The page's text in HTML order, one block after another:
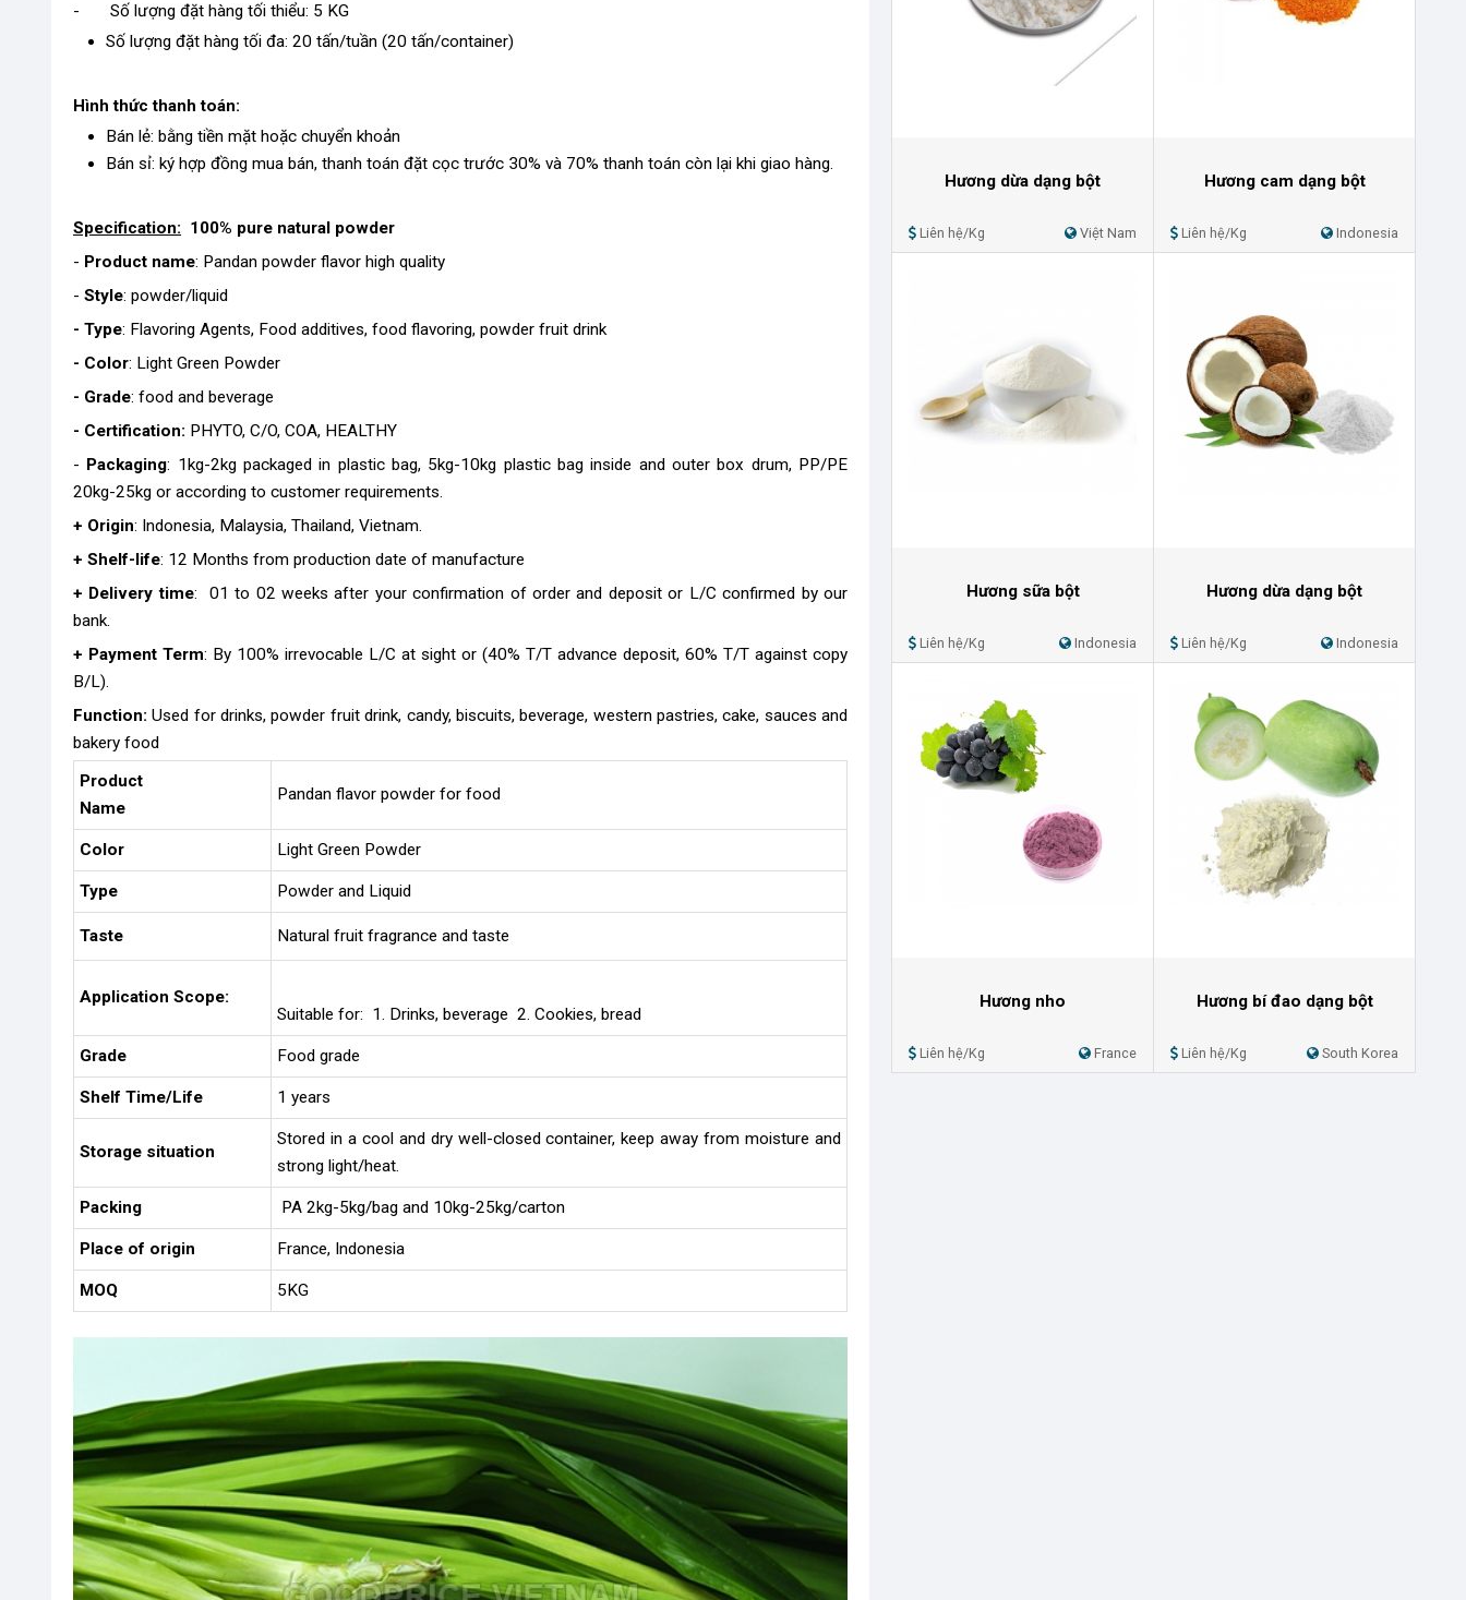
- Số lượng đặt hàng tối thiểu: 5 KG
Số lượng đặt hàng tối đa: 20 tấn/tuần (20 tấn/container)
Hình thức thanh toán:
Bán lẻ: bằng tiền mặt hoặc chuyển khoản
Bán sỉ: ký hợp đồng mua bán, thanh toán đặt cọc trước 30% và 70% thanh toán còn lại khi giao hàng.
Specification: 100% pure natural powder
- Product name: Pandan powder flavor high quality
- Style: powder/liquid
- Type: Flavoring Agents, Food additives, food flavoring, powder fruit drink
- Color: Light Green Powder
- Grade: food and beverage
- Certification: PHYTO, C/O, COA, HEALTHY
- Packaging: 1kg-2kg packaged in plastic bag, 5kg-10kg plastic bag inside and outer box drum, PP/PE
20kg-25kg or according to customer requirements.
+ Origin: Indonesia, Malaysia, Thailand, Vietnam.
+ Shelf-life: 12 Months from production date of manufacture
+ Delivery time: 01 to 02 weeks after your confirmation of order and deposit or L/C confirmed by our
bank.
+ Payment Term: By 100% irrevocable L/C at sight or (40% T/T advance deposit, 60% T/T against copy
B/L).
Function: Used for drinks, powder fruit drink, candy, biscuits, beverage, western pastries, cake, sauces and
bakery food
Product
Name
Pandan flavor powder for food
Color Light Green Powder
Type Powder and Liquid
Taste Natural fruit fragrance and taste
Application Scope:
Suitable for: 1. Drinks, beverage 2. Cookies, bread
Grade Food grade
Shelf Time/Life 1 years
Storage situation
Stored in a cool and dry well-closed container, keep away from moisture and
strong light/heat.
Packing PA 2kg-5kg/bag and 10kg-25kg/carton
Place of origin France, Indonesia
MOQ 5KG
Hương dừa dạng bột
Liên hệ/Kg Việt Nam
Hương cam dạng bột
Liên hệ/Kg Indonesia
Hương sữa bột
Liên hệ/Kg Indonesia
Hương dừa dạng bột
Liên hệ/Kg Indonesia
Hương nho
Liên hệ/Kg France
Hương bí đao dạng bột
Liên hệ/Kg South Korea